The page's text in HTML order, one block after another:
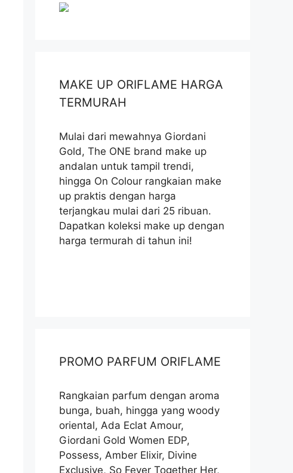
MAKE UP ORIFLAME HARGA
TERMURAH
Mulai dari mewahnya Giordani
Gold, The ONE brand make up
andalan untuk tampil trendi,
hingga On Colour rangkaian make
up praktis dengan harga
terjangkau mulai dari 25 ribuan.
Dapatkan koleksi make up dengan
harga termurah di tahun ini!
PROMO PARFUM ORIFLAME
Rangkaian parfum dengan aroma
bunga, buah, hingga yang woody
oriental, Ada Eclat Amour,
Giordani Gold Women EDP,
Possess, Amber Elixir, Divine
Exclusive, So Fever Together Her,